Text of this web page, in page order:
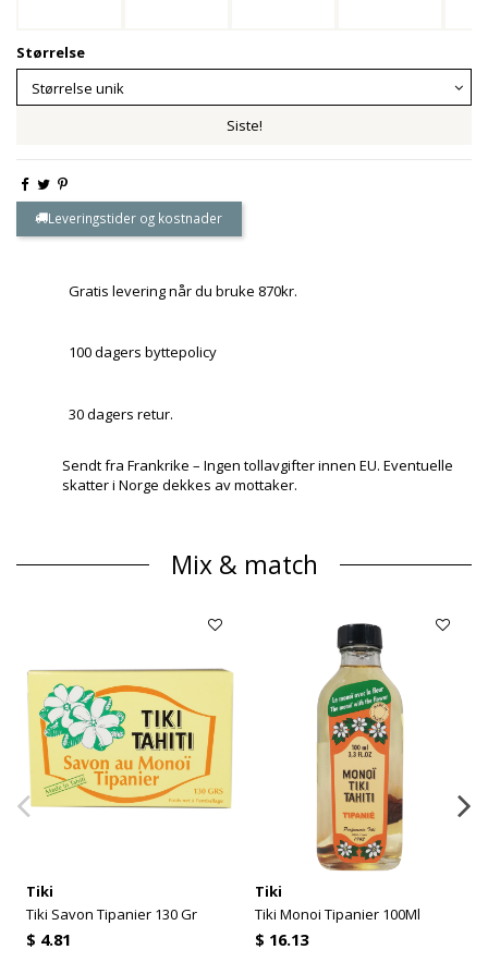
Størrelse
Siste!
Leveringstider og kostnader
Gratis levering når du bruke 870kr.
100 dagers byttepolicy
30 dagers retur.
Sendt fra Frankrike – Ingen tollavgifter innen EU. Eventuelle
skatter i Norge dekkes av mottaker.
Mix & match
Tiki
Tiki Savon Tipanier 130 Gr
$ 4.81
Tiki
Tiki Monoi Tipanier 100Ml
$ 16.13